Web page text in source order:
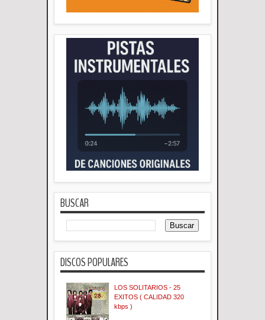
BUSCAR
DISCOS POPULARES
LOS SOLITARIOS - 25
EXITOS ( CALIDAD 320
kbps )